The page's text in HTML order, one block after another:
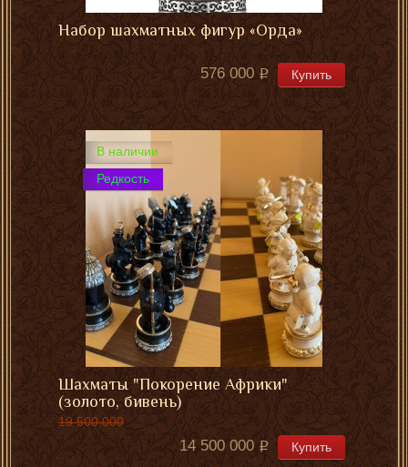
Набор шахматных фигур «Орда»
576 000 Купить
В наличии
Редкость
Шахматы "Покорение Африки"
(золото, бивень)
19 500 000
14 500 000 Купить